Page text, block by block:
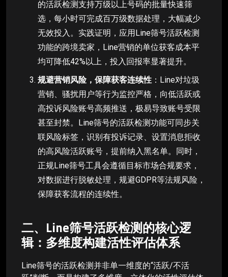
的活跃检测支持万级以上号码的批量快速筛
选，每小时可完成百万级数据处理，大幅减少
无效投入。实践证明，应用Line筛号活跃检测
功能的跨境卖家，Line营销的单位获客成本平
均可降低42%以上，投入回报率显著提升。
规避营销风险，保障获客连续性 ：Line对垃圾
营销、骚扰用户等行为监控严格，向低活跃或
高投诉风险账号高频推送，极易导致账号受限
甚至封禁。Line筛号的活跃检测功能可同步关
联风险标签，识别有投诉记录、设置消息拒收
的高风险活跃账号，提前纳入黑名单。同时，
正规Line筛号工具会遵循目标市场合规要求，
对数据进行脱敏处理，规避GDPR等法规风险，
保障获客流程的连续性。
二、Line筛号活跃检测的核心逻
辑：多维度构建活性评估体系
Line筛号的活跃检测并非单一维度的“活跃/不活